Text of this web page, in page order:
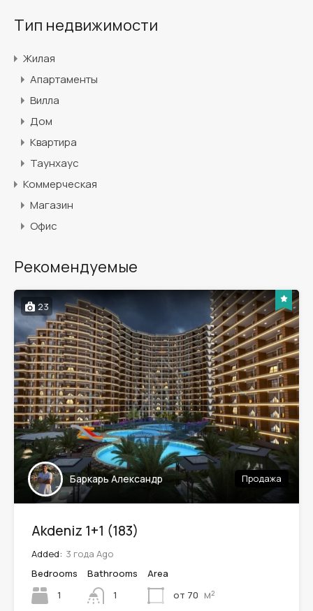
Тип недвижимости
Жилая
Апартаменты
Вилла
Дом
Квартира
Таунхаус
Коммерческая
Магазин
Офис
Рекомендуемые
23
Баркарь Александр Продажа
Akdeniz 1+1 (183)
Added: 3 года Ago
Bedrooms
1
Bathrooms
1
Area
от 70 м²